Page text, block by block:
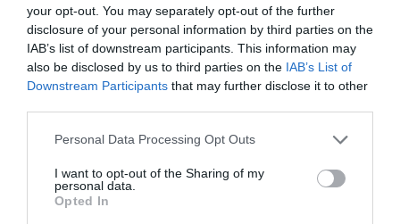
your opt-out. You may separately opt-out of the further
disclosure of your personal information by third parties on the
IAB’s list of downstream participants. This information may
also be disclosed by us to third parties on the IAB’s List of
Downstream Participants that may further disclose it to other
Personal Data Processing Opt Outs
I want to opt-out of the Sharing of my
personal data.
Opted In
LAISSER UN COMMENTAIRE
FAIRE UN DON
Appel aux lecteurs !
Soutenez Air Journal participez